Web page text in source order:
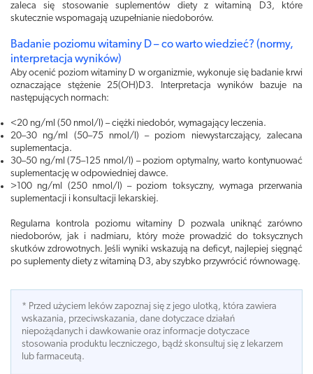
zaleca się stosowanie suplementów diety z witaminą D3, które
skutecznie wspomagają uzupełnianie niedoborów.
Badanie poziomu witaminy D – co warto wiedzieć? (normy,
interpretacja wyników)
Aby ocenić poziom witaminy D w organizmie, wykonuje się badanie krwi
oznaczające stężenie 25(OH)D3. Interpretacja wyników bazuje na
następujących normach:
<20 ng/ml (50 nmol/l) – ciężki niedobór, wymagający leczenia.
20–30 ng/ml (50–75 nmol/l) – poziom niewystarczający, zalecana
suplementacja.
30–50 ng/ml (75–125 nmol/l) – poziom optymalny, warto kontynuować
suplementację w odpowiedniej dawce.
>100 ng/ml (250 nmol/l) – poziom toksyczny, wymaga przerwania
suplementacji i konsultacji lekarskiej.
Regularna kontrola poziomu witaminy D pozwala uniknąć zarówno
niedoborów, jak i nadmiaru, który może prowadzić do toksycznych
skutków zdrowotnych. Jeśli wyniki wskazują na deficyt, najlepiej sięgnąć
po suplementy diety z witaminą D3, aby szybko przywrócić równowagę.
* Przed użyciem leków zapoznaj się z jego ulotką, która zawiera
wskazania, przeciwskazania, dane dotyczace działań
niepożądanych i dawkowanie oraz informacje dotyczace
stosowania produktu leczniczego, bądź skonsultuj się z lekarzem
lub farmaceutą.